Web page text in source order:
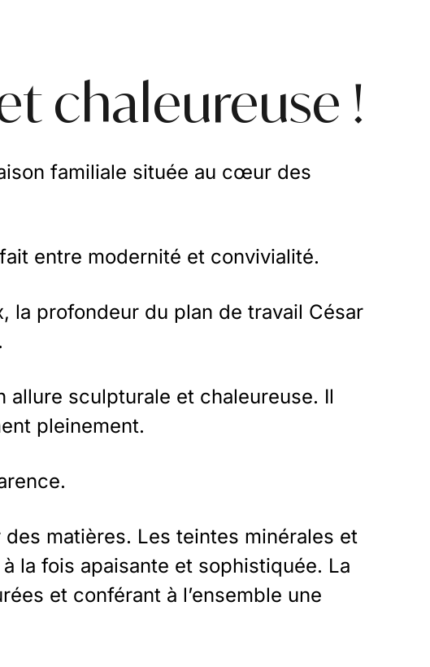
chaleureuse !
familiale située au cœur des
entre modernité et convivialité.
la profondeur du plan de travail César
allure sculpturale et chaleureuse. Il
pleinement.
matières. Les teintes minérales et
la fois apaisante et sophistiquée. La
et conférant à l’ensemble une